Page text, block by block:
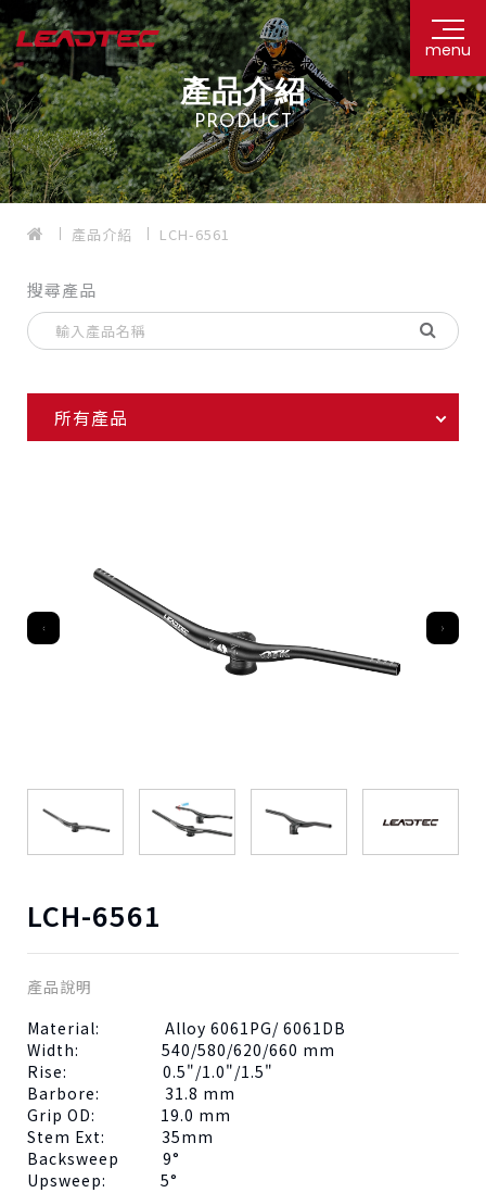
menu
產品介紹
PRODUCT
產品介紹 LCH-6561
搜尋產品
所有產品
LCH-6561
產品說明
Material: Alloy 6061PG/ 6061DB
Width: 540/580/620/660 mm
Rise: 0.5"/1.0"/1.5"
Barbore: 31.8 mm
Grip OD: 19.0 mm
Stem Ext: 35mm
Backsweep 9°
Upsweep: 5°